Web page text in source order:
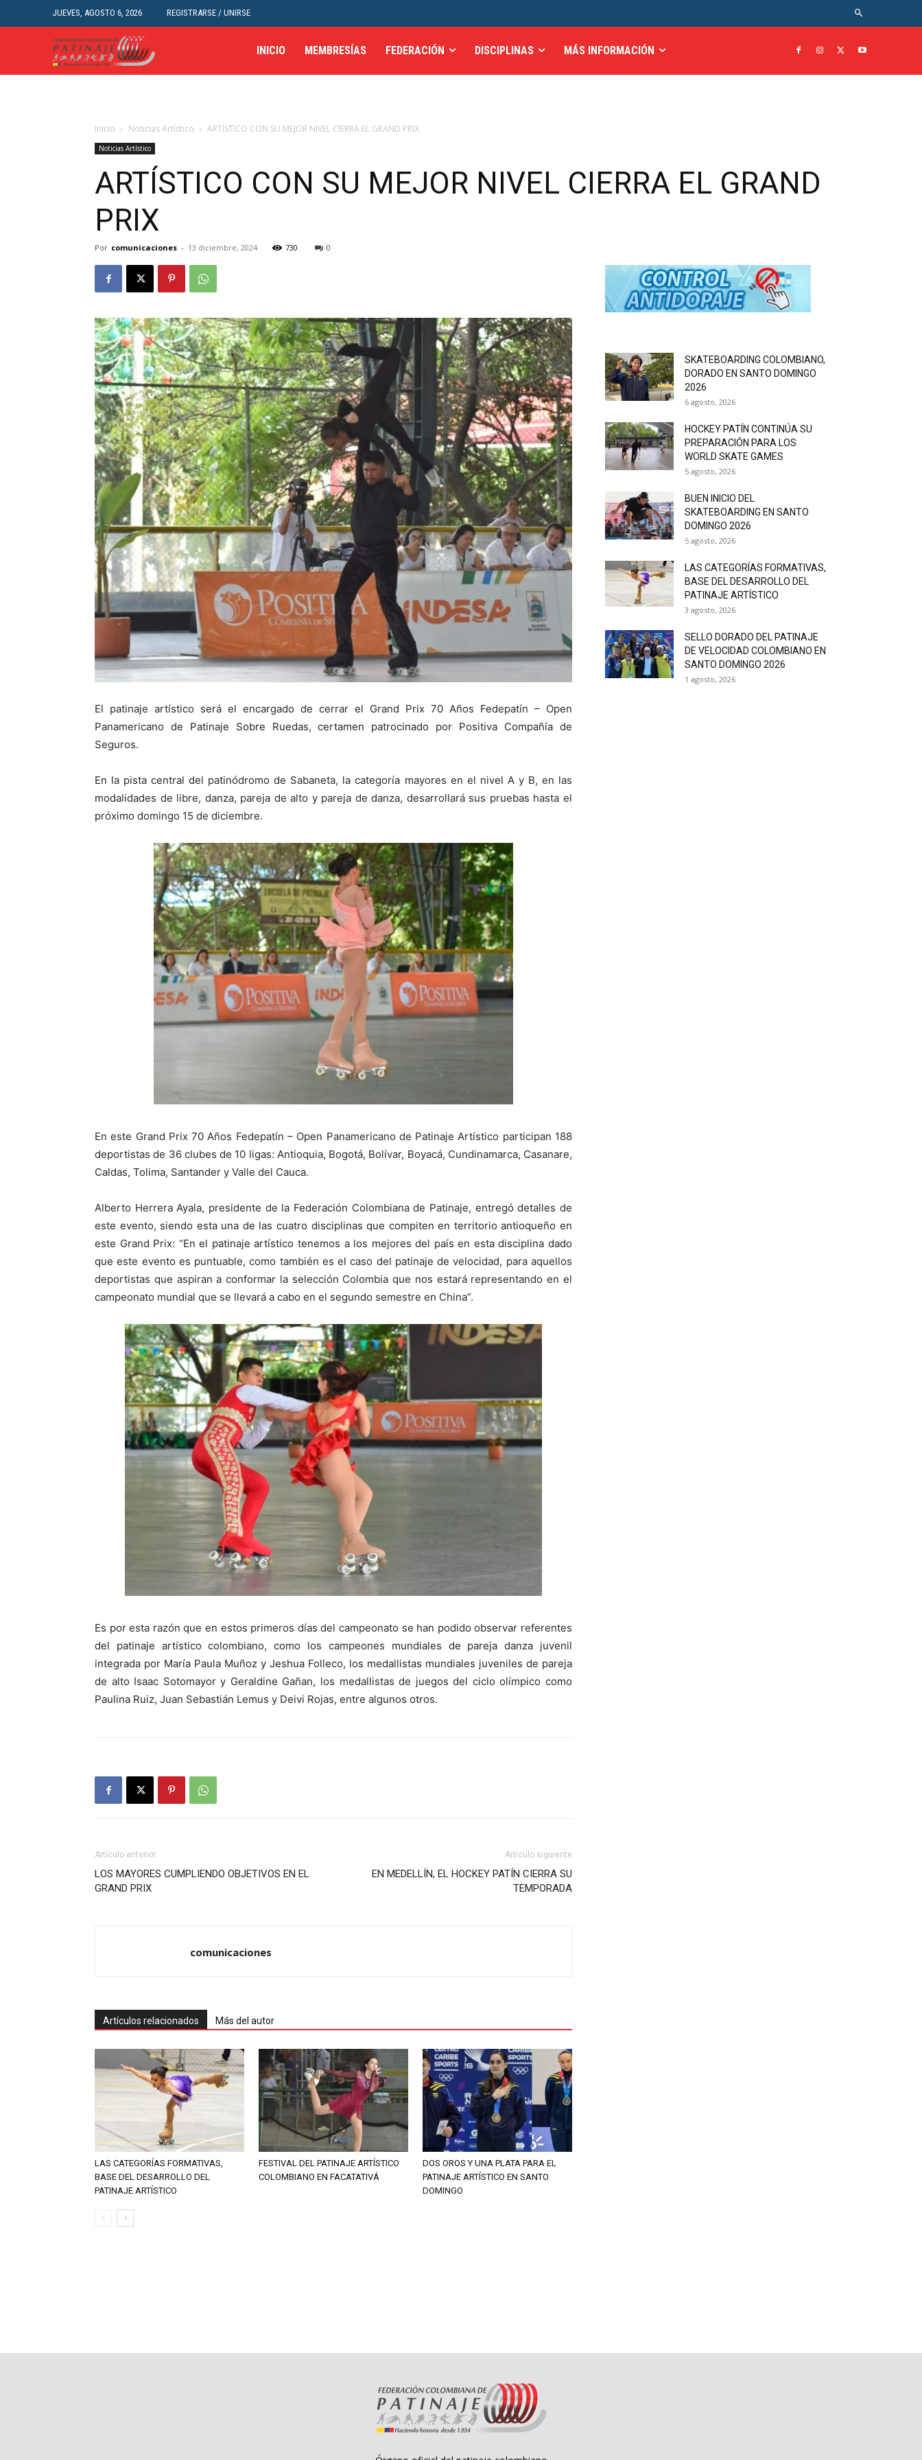
JUEVES, AGOSTO 6, 2026 REGISTRARSE / UNIRSE
INICIO MEMBRESÍAS FEDERACIÓN DISCIPLINAS MÁS INFORMACIÓN
Inicio Noticias Artístico ARTÍSTICO CON SU MEJOR NIVEL CIERRA EL GRAND PRIX
Noticias Artístico
ARTÍSTICO CON SU MEJOR NIVEL CIERRA EL GRAND
PRIX
Por comunicaciones - 13 diciembre, 2024 730 0
El patinaje artístico será el encargado de cerrar el Grand Prix 70 Años Fedepatín – Open
Panamericano de Patinaje Sobre Ruedas, certamen patrocinado por Positiva Compañía de
Seguros.
En la pista central del patinódromo de Sabaneta, la categoría mayores en el nivel A y B, en las
modalidades de libre, danza, pareja de alto y pareja de danza, desarrollará sus pruebas hasta el
próximo domingo 15 de diciembre.
En este Grand Prix 70 Años Fedepatín – Open Panamericano de Patinaje Artístico participan 188
deportistas de 36 clubes de 10 ligas: Antioquia, Bogotá, Bolívar, Boyacá, Cundinamarca, Casanare,
Caldas, Tolima, Santander y Valle del Cauca.
Alberto Herrera Ayala, presidente de la Federación Colombiana de Patinaje, entregó detalles de
este evento, siendo esta una de las cuatro disciplinas que compiten en territorio antioqueño en
este Grand Prix: “En el patinaje artístico tenemos a los mejores del país en esta disciplina dado
que este evento es puntuable, como también es el caso del patinaje de velocidad, para aquellos
deportistas que aspiran a conformar la selección Colombia que nos estará representando en el
campeonato mundial que se llevará a cabo en el segundo semestre en China”.
Es por esta razón que en estos primeros días del campeonato se han podido observar referentes
del patinaje artístico colombiano, como los campeones mundiales de pareja danza juvenil
integrada por María Paula Muñoz y Jeshua Folleco, los medallistas mundiales juveniles de pareja
de alto Isaac Sotomayor y Geraldine Gañan, los medallistas de juegos del ciclo olímpico como
Paulina Ruiz, Juan Sebastián Lemus y Deivi Rojas, entre algunos otros.
Artículo anterior
LOS MAYORES CUMPLIENDO OBJETIVOS EN EL
GRAND PRIX
Artículo siguiente
EN MEDELLÍN, EL HOCKEY PATÍN CIERRA SU
TEMPORADA
comunicaciones
Artículos relacionados Más del autor
LAS CATEGORÍAS FORMATIVAS,
BASE DEL DESARROLLO DEL
PATINAJE ARTÍSTICO
FESTIVAL DEL PATINAJE ARTÍSTICO
COLOMBIANO EN FACATATIVÁ
DOS OROS Y UNA PLATA PARA EL
PATINAJE ARTÍSTICO EN SANTO
DOMINGO
SKATEBOARDING COLOMBIANO,
DORADO EN SANTO DOMINGO
2026
6 agosto, 2026
HOCKEY PATÍN CONTINÚA SU
PREPARACIÓN PARA LOS
WORLD SKATE GAMES
5 agosto, 2026
BUEN INICIO DEL
SKATEBOARDING EN SANTO
DOMINGO 2026
5 agosto, 2026
LAS CATEGORÍAS FORMATIVAS,
BASE DEL DESARROLLO DEL
PATINAJE ARTÍSTICO
3 agosto, 2026
SELLO DORADO DEL PATINAJE
DE VELOCIDAD COLOMBIANO EN
SANTO DOMINGO 2026
1 agosto, 2026